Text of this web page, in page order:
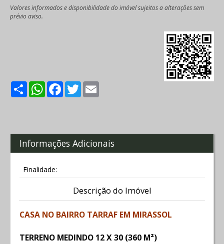
Valores informados e disponibilidade do imóvel sujeitos a alterações sem
prévio aviso.
ShareWhatsApp
Facebook
Twitter
Informações Adicionais
Finalidade:
Descrição do Imóvel
CASA NO BAIRRO TARRAF EM MIRASSOL
TERRENO MEDINDO 12 X 30 (360 M²)